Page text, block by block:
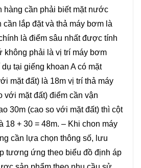
hàng cần phải biết mặt nước
cần lắp đặt và thả máy bơm là
là điểm sâu nhất được tính
không phải là vị trí máy bơm
tại giếng khoan A có mặt
mặt đất) là 18m vị trí thả máy
với mặt đất) điểm cần vận
30m (cao so với mặt đất) thì cột
18 + 30 = 48m. – Khi chon máy
cần lựa chọn thông số, lưu
tương ứng theo biểu đồ định áp